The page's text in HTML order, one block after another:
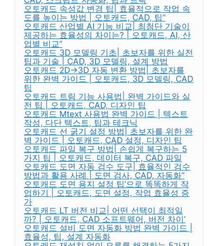
오토캐드 속성값 변경 팁| 효율적으로 작업 속
도를 높이는 방법 | 오토캐드, CAD, 팁”
오토캐드 산업별 AI 기능 비교| 최첨단 기술이
제공하는 효율성의 차이는? | 오토캐드, AI, 산
업별 비교”
오토캐드 3D 모델링 기초| 초보자를 위한 실전
팁과 기술 | CAD, 3D 모델링, 설계 방법
오토캐드 2D→3D 자동 변환 방법| 초보자를
위한 완벽 가이드 | 오토캐드, 3D 모델링, CAD
팁
오토캐드 트림 기능 사용법| 완벽 가이드와 실
전 팁 | 오토캐드, CAD, 디자인 팁
오토캐드 Mtext 사용법 완벽 가이드 | 텍스트
작성, 다단 텍스트, 팁과 테크닉
오토캐드 선 굵기 설정 방법| 초보자를 위한 완
벽 가이드 | 오토캐드, CAD 설정, 디자인 팁
오토캐드 파일 복구 방법| 손쉽게 복구하는 5
가지 팁 | 오토캐드, 데이터 복구, CAD 파일
오토캐드 도면 자동 검수 도구| 효율적인 검수
방법과 활용 사례 | 도면 검사, CAD, 자동화”
오토캐드 도면 용지 설정 팁’으로 똑똑하게 작
업하기 | 오토캐드, 도면 설정, 작업 효율성 증
가
오토캐드 LT 버전 비교| 어떤 선택이 최적일
까? | 오토캐드, CAD 소프트웨어, 버전 차이’
오토캐드 설비 도면 자동화 방법 완벽 가이드 |
효율성, 팁, 설계 자동화